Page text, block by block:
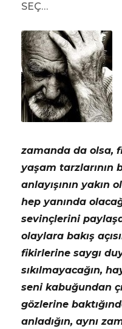
SEÇ…
zamanda da olsa,
yaşam tarzlarının
anlayışının yakın
hep yanında
sevinçlerini
olaylara bakış
fikirlerine saygı
sıkılmayacağın,
seni kabuğundan
gözlerine
anladığın, aynı